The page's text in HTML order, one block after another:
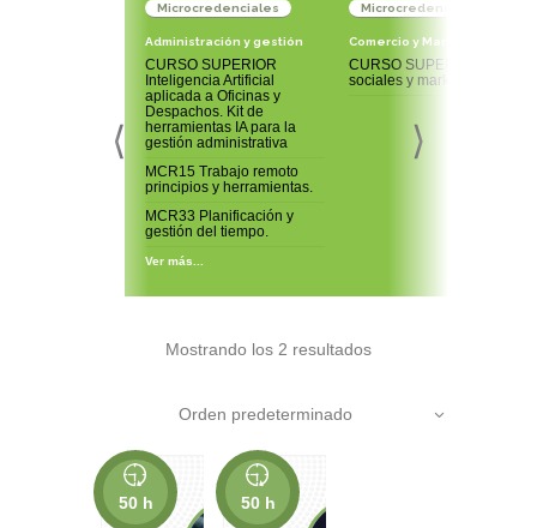
Microcredenciales
Administración y gestión
CURSO SUPERIOR
Inteligencia Artificial
aplicada a Oficinas y
Despachos. Kit de
herramientas IA para la
gestión administrativa
MCR15 Trabajo remoto
principios y herramientas.
MCR33 Planificación y
gestión del tiempo.
Ver más...
Microcredenciales
Comercio y Marketing
CURSO SUPERIOR Redes
sociales y marketing 2.0
⟨ ⟩
Mostrando los 2 resultados
Orden predeterminado
50 h 50 h